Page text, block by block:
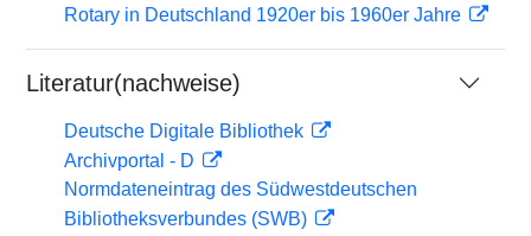
Rotary in Deutschland 1920er bis 1960er Jahre
Literatur(nachweise)
Deutsche Digitale Bibliothek
Archivportal - D
Normdateneintrag des Südwestdeutschen
Bibliotheksverbundes (SWB)